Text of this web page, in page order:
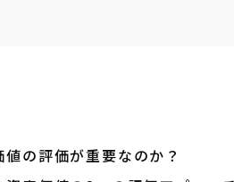
の評価が重要なのか？